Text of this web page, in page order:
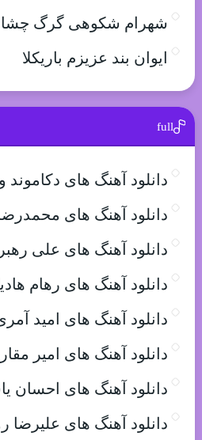
شهرام شکوهی گرگ
ایوان بند عزیزم باریکلا
full
دانلود آهنگ های
دانلود آهنگ های
دانلود آهنگ های علی
دانلود آهنگ های رهام
دانلود آهنگ های امید
دانلود آهنگ های امیر
دانلود آهنگ های احسان
دانلود آهنگ های علیرضا